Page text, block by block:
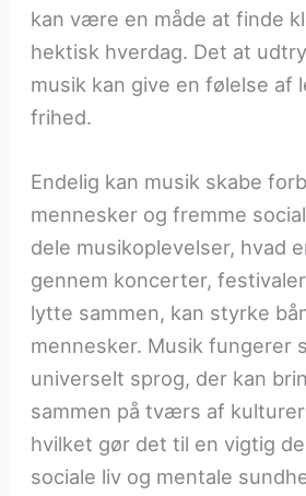
kan være en måde at finde
hektisk hverdag. Det at
musik kan give en følelse af
frihed.
Endelig kan musik skabe
mennesker og fremme
dele musikoplevelser, hvad
gennem koncerter,
lytte sammen, kan styrke
mennesker. Musik fungerer
universelt sprog, der kan
sammen på tværs af
hvilket gør det til en vigtig
sociale liv og mentale